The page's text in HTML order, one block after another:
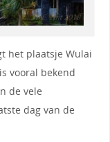
het plaatsje Wulai
vooral bekend
de vele
dag van de